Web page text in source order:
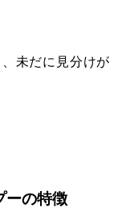
未だに見分けが
ーの特徴